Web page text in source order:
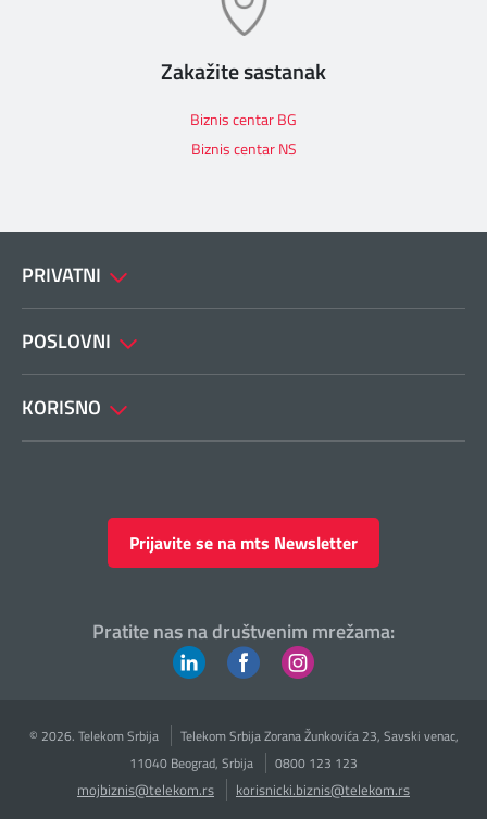
Zakažite sastanak
Biznis centar BG
Biznis centar NS
PRIVATNI
POSLOVNI
KORISNO
Prijavite se na mts Newsletter
Pratite nas na društvenim mrežama:
© 2026. Telekom Srbija
Telekom Srbija Zorana Žunkovića 23, Savski venac,
11040 Beograd, Srbija
0800 123 123
mojbiznis@telekom.rs korisnicki.biznis@telekom.rs